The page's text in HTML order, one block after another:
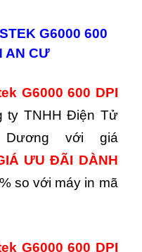
G6000 600
AN CƯ
G6000 600 DPI
ty TNHH Điện Tử
với giá
ƯU ĐÃI DÀNH
so với máy in mã
G6000 600 DPI